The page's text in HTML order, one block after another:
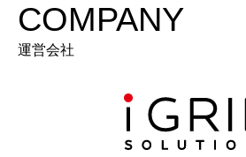
COMPANY
運営会社